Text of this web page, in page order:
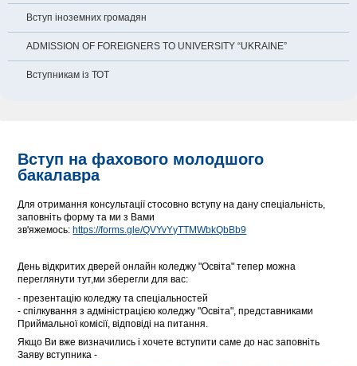
Вступ іноземних громадян
ADMISSION OF FOREIGNERS TO UNIVERSITY “UKRAINE”
Вступникам із ТОТ
Вступ на фахового молодшого
бакалавра
Для отримання консультації стосовно вступу на дану спеціальність,
заповніть форму та ми з Вами
зв'яжемось: https://forms.gle/QVYvYyTTMWbkQbBb9
День відкритих дверей онлайн коледжу "Освіта" тепер можна
переглянути тут,ми зберегли для вас:
- презентацію коледжу та спеціальностей
- спілкування з адміністрацією коледжу "Освіта", представниками
Приймальної комісії, відповіді на питання.
Якщо Ви вже визначились і хочете вступити саме до нас заповніть
Заяву вступника -